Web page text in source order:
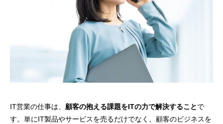
IT営業の仕事は、 顧客の抱える課題をITの力で解決することで
す。単にIT製品やサービスを売るだけでなく、顧客のビジネスを